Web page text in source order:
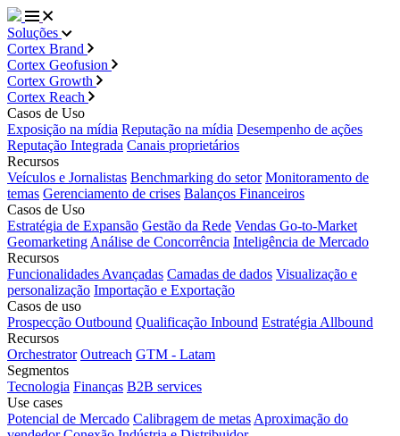
Soluções
Cortex Brand
Cortex Geofusion
Cortex Growth
Cortex Reach
Casos de Uso
Exposição na mídia Reputação na mídia Desempenho de ações
Reputação Integrada Canais proprietários
Recursos
Veículos e Jornalistas Benchmarking do setor Monitoramento de
temas Gerenciamento de crises Balanços Financeiros
Casos de Uso
Estratégia de Expansão Gestão da Rede Vendas Go-to-Market
Geomarketing Análise de Concorrência Inteligência de Mercado
Recursos
Funcionalidades Avançadas Camadas de dados Visualização e
personalização Importação e Exportação
Casos de uso
Prospecção Outbound Qualificação Inbound Estratégia Allbound
Recursos
Orchestrator Outreach GTM - Latam
Segmentos
Tecnologia Finanças B2B services
Use cases
Potencial de Mercado Calibragem de metas Aproximação do